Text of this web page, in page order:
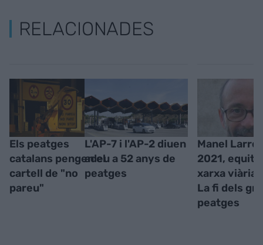
RELACIONADES
Els peatges
catalans pengen el
cartell de "no
pareu"
L'AP-7 i l'AP-2 diuen
adeu a 52 anys de
peatges
Manel
2021,
xarxa viària
La fi dels
peatges